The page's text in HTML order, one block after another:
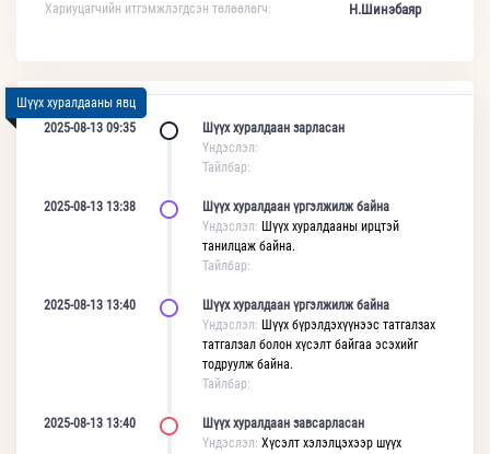
Хариуцагчийн итгэмжлэгдсэн төлөөлөгч: Н.Шинэбаяр
Шүүх хуралдааны явц
2025-08-13 09:35
Шүүх хуралдаан зарласан
Үндэслэл:
Тайлбар:
2025-08-13 13:38
Шүүх хуралдаан үргэлжилж байна
Үндэслэл: Шүүх хуралдааны ирцтэй
танилцаж байна.
Тайлбар:
2025-08-13 13:40
Шүүх хуралдаан үргэлжилж байна
Үндэслэл: Шүүх бүрэлдэхүүнээс татгалзах
татгалзал болон хүсэлт байгаа эсэхийг
тодруулж байна.
Тайлбар:
2025-08-13 13:40
Шүүх хуралдаан завсарласан
Үндэслэл: Хүсэлт хэлэлцэхээр шүүх